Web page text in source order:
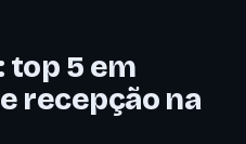
top 5 em
recepção na